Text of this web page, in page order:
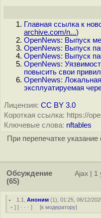
Главная ссылка к
archive.com/n...)
OpenNews: Выпуск
OpenNews: Выпуск
OpenNews: Выпуск
OpenNews:
повысить свои
OpenNews:
эксплуатируемая
Лицензия: CC BY 3.0
Короткая ссылка: https://
Ключевые слова: nftables
При перепечатке
Обсуждение
(65)
Ajax 1
1.1 ,Аноним (1), 01:25, 06/12/
﹢ ] [ · · · ] [к модератору]